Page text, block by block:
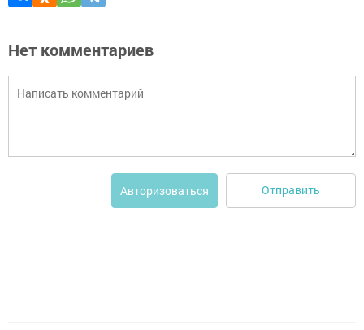
Нет комментариев
Авторизоваться Отправить